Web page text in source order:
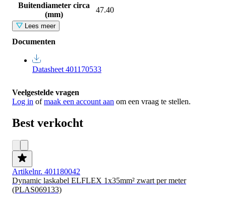
Buitendiameter circa
(mm)
47.40
Lees meer
Documenten
Datasheet 401170533
Veelgestelde vragen
Log in ofmaak een account aan om een vraag te stellen.
Best verkocht
Artikelnr. 401180042
Dynamic laskabel ELFLEX 1x35mm² zwart per meter
(PLAS069133)